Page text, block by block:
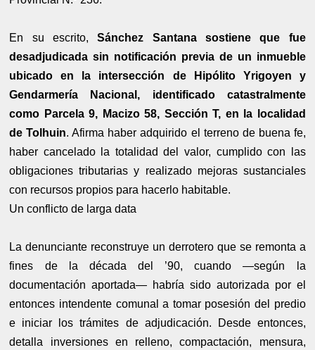
En su escrito,Sánchez Santana sostiene que fue
desadjudicada sin notificación previa de un inmueble
ubicado en la intersección de Hipólito Yrigoyen y
Gendarmería Nacional, identificado catastralmente
como Parcela 9, Macizo 58, Sección T, en la localidad
de Tolhuin. Afirma haber adquirido el terreno de buena fe,
haber cancelado la totalidad del valor, cumplido con las
obligaciones tributarias y realizado mejoras sustanciales
con recursos propios para hacerlo habitable.
Un conflicto de larga data
La denunciante reconstruye un derrotero que se remonta a
fines de la década del ’90, cuando —según la
documentación aportada— habría sido autorizada por el
entonces intendente comunal a tomar posesión del predio
e iniciar los trámites de adjudicación. Desde entonces,
detalla inversiones en relleno, compactación, mensura,